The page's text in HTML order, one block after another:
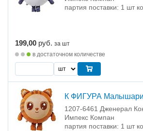
партия поставки: 1 шт
199,00 руб. за шт
в достаточном количестве
К ФИГУРА
1207-6461 Дженерал
Импекс Компан
партия поставки: 1 шт